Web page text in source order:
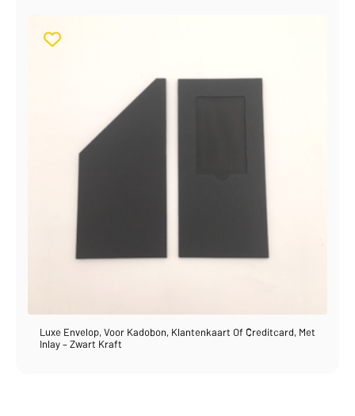
Luxe Envelop, Voor Kadobon, Klantenkaart Of Creditcard, Met
Inlay – Zwart Kraft